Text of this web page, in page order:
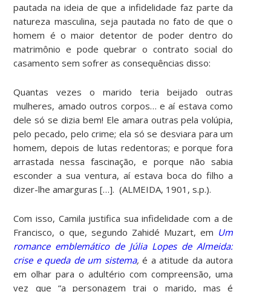
pautada na ideia de que a infidelidade faz parte da
natureza masculina, seja pautada no fato de que o
homem é o maior detentor de poder dentro do
matrimônio e pode quebrar o contrato social do
casamento sem sofrer as consequências disso:
Quantas vezes o marido teria beijado outras
mulheres, amado outros corpos… e aí estava como
dele só se dizia bem! Ele amara outras pela volúpia,
pelo pecado, pelo crime; ela só se desviara para um
homem, depois de lutas redentoras; e porque fora
arrastada nessa fascinação, e porque não sabia
esconder a sua ventura, aí estava boca do filho a
dizer-lhe amarguras […]. (ALMEIDA, 1901, s.p.).
Com isso, Camila justifica sua infidelidade com a de
Francisco, o que, segundo Zahidé Muzart, em Um
romance emblemático de Júlia Lopes de Almeida:
crise e queda de um sistema, é a atitude da autora
em olhar para o adultério com compreensão, uma
vez que “a personagem trai o marido, mas é